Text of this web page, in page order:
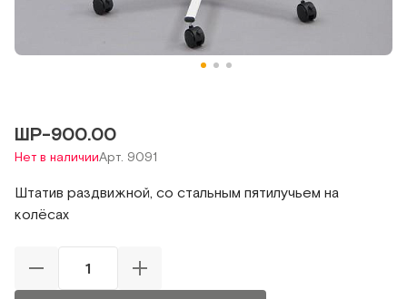
ШР-900.00
Нет в наличииАрт. 9091
Штатив раздвижной, со стальным пятилучьем на
колёсах